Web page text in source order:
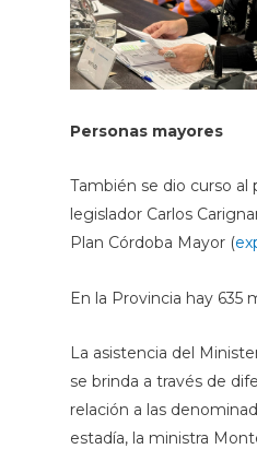
Personas mayores
También se dio curso
legislador Carlos
Plan Córdoba Mayor (
En la Provincia hay 635
La asistencia del
se brinda a través de
relación a las
estadía, la ministra